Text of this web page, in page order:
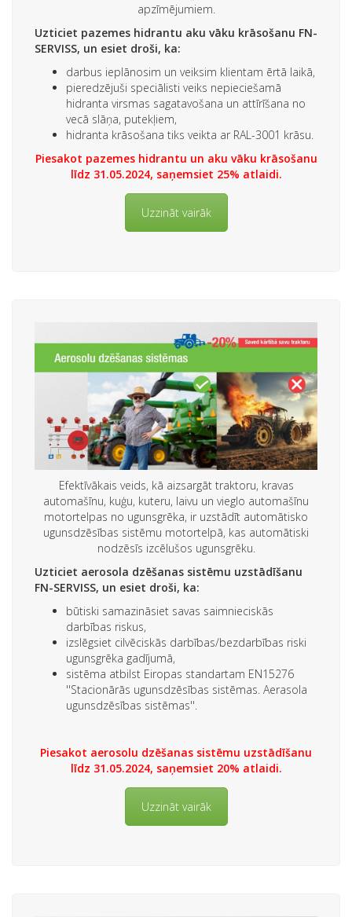
apzīmējumiem.
Uzticiet pazemes hidrantu aku vāku krāsošanu FN-
SERVISS, un esiet droši, ka:
darbus ieplānosim un veiksim klientam ērtā laikā,
pieredzējuši speciālisti veiks nepieciešamā
hidranta virsmas sagatavošana un attīrīšana no
vecā slāņa, putekļiem,
hidranta krāsošana tiks veikta ar RAL-3001 krāsu.
Piesakot pazemes hidrantu un aku vāku krāsošanu
līdz 31.05.2024, saņemsiet 25% atlaidi.
Uzzināt vairāk
Efektīvākais veids, kā aizsargāt traktoru, kravas
automašīnu, kuģu, kuteru, laivu un vieglo automašīnu
motortelpas no ugunsgrēka, ir uzstādīt automātisko
ugunsdzēsības sistēmu motortelpā, kas automātiski
nodzēsīs izcēlušos ugunsgrēku.
Uzticiet aerosola dzēšanas sistēmu uzstādīšanu
FN-SERVISS, un esiet droši, ka:
būtiski samazināsiet savas saimnieciskās
darbības riskus,
izslēgsiet cilvēciskās darbības/bezdarbības riski
ugunsgrēka gadījumā,
sistēma atbilst Eiropas standartam EN15276
''Stacionārās ugunsdzēsības sistēmas. Aerasola
ugunsdzēsības sistēmas''.
Piesakot aerosolu dzēšanas sistēmu uzstādīšanu
līdz 31.05.2024, saņemsiet 20% atlaidi.
Uzzināt vairāk